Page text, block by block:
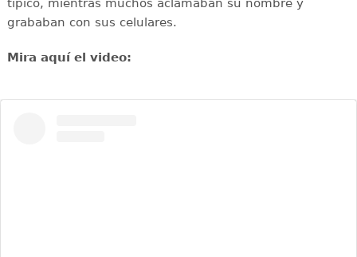
típico, mientras muchos aclamaban su nombre y
grababan con sus celulares.
Mira aquí el video: